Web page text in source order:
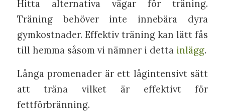
Hitta alternativa vägar för träning.
Träning behöver inte innebära dyra
gymkostnader. Effektiv träning kan lätt fås
till hemma såsom vi nämner i detta inlägg.
Långa promenader är ett lågintensivt sätt
att träna vilket är effektivt för
fettförbränning.